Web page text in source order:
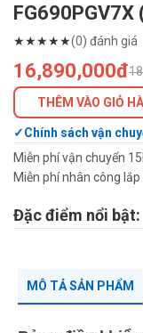
FG690PGV7X
★★★★★(0) đánh giá
16,890,000đ
THÊM VÀO GIỎ
Chính sách vận
Miễn phí vận chuyển
Miễn phí nhân công lắp
Đặc điểm nổi bật:
MÔ TẢ SẢN PHẨM